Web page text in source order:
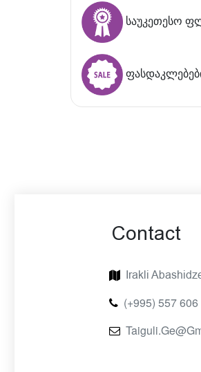
საუკეთესო
Contact
Irakli
(+995) 557 606